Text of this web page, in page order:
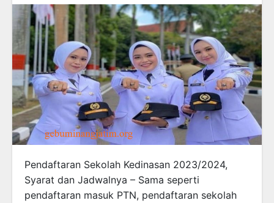
Pendaftaran Sekolah Kedinasan 2023/2024,
Syarat dan Jadwalnya – Sama seperti
pendaftaran masuk PTN, pendaftaran sekolah